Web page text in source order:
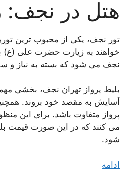
هتل در نجف:
تور نجف، یکی از محبوب ‌ترین
خواهند به زیارت حضرت علی (ع)
نجف می‌ شود که بسته به نیاز و
بلیط پرواز تهران نجف، بخشی
آسایش به مقصد خود بروند.
پرواز متفاوت باشد. برای این
می ‌کنند که در این صورت قیمت
شود.
ادامه